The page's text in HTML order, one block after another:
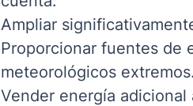
Ampliar
Proporcionar fuentes de
meteorológicos extremos.
Vender energía